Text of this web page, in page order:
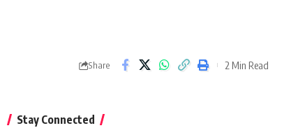
Share 2 Min Read
Stay Connected